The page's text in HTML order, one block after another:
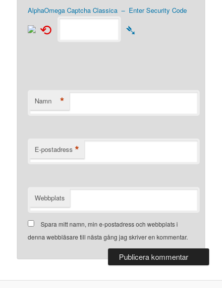
AlphaOmega Captcha Classica – Enter Security Code
⟲ ➴
Namn *
E-postadress *
Webbplats
Spara mitt namn, min e-postadress och webbplats i
denna webbläsare till nästa gång jag skriver en kommentar.